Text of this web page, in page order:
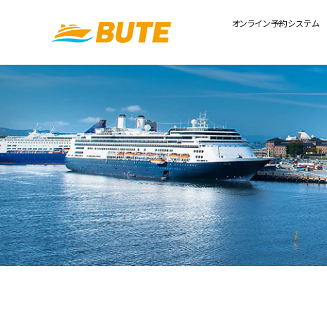
オンライン予約システム